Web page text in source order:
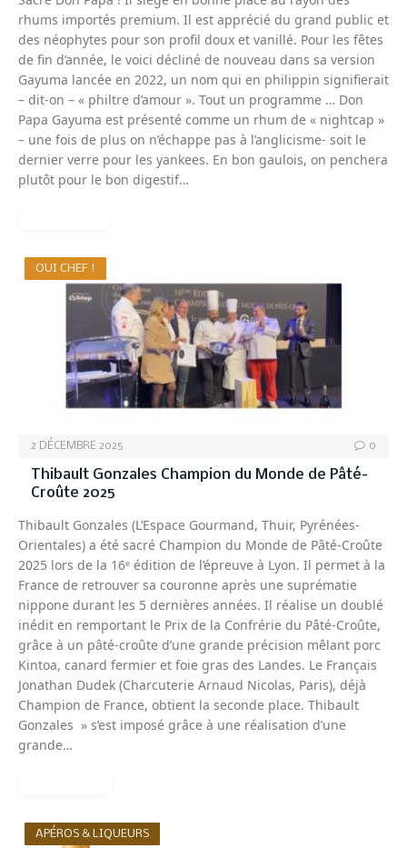
rhums importés premium. Il est apprécié du grand public et
des néophytes pour son profil doux et vanillé. Pour les fêtes
de fin d’année, le voici décliné de nouveau dans sa version
Gayuma lancée en 2022, un nom qui en philippin signifierait
– dit-on – « philtre d’amour ». Tout un programme … Don
Papa Gayuma est présenté comme un rhum de « nightcap »
– une fois de plus on n’échappe pas à l’anglicisme- soit le
dernier verre pour les yankees. En bon gaulois, on penchera
plutôt pour le bon digestif…
OUI CHEF !
2 DÉCEMBRE 2025 0
Thibault Gonzales Champion du Monde de Pâté-
Croûte 2025
Thibault Gonzales (L’Espace Gourmand, Thuir, Pyrénées-
Orientales) a été sacré Champion du Monde de Pâté-Croûte
2025 lors de la 16ᵉ édition de l’épreuve à Lyon. Il permet à la
France de retrouver sa couronne après une suprématie
nippone durant les 5 dernières années. Il réalise un doublé
inédit en remportant le Prix de la Confrérie du Pâté-Croûte,
grâce à un pâté-croûte d’une grande précision mêlant porc
Kintoa, canard fermier et foie gras des Landes. Le Français
Jonathan Dudek (Charcuterie Arnaud Nicolas, Paris), déjà
Champion de France, obtient la seconde place.​ Thibault
Gonzales » s’est imposé grâce à une réalisation d’une
grande…
APÉROS & LIQUEURS